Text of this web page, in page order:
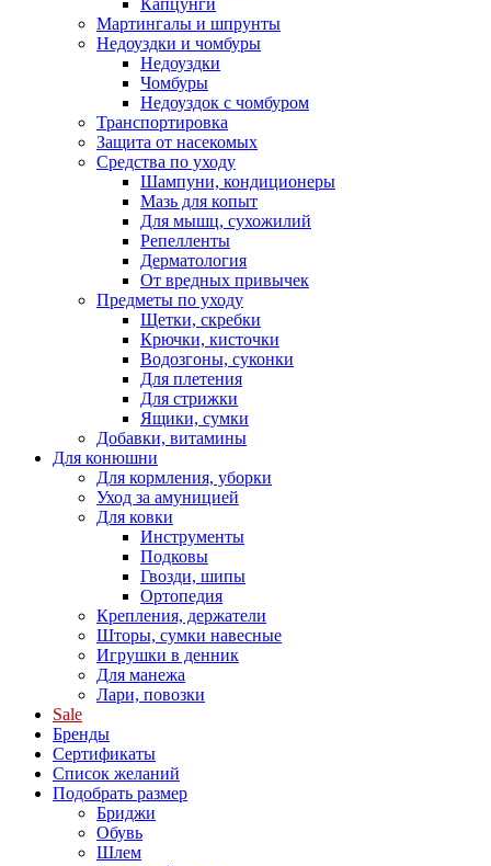
Капцунги
Мартингалы и шпрунты
Недоуздки и чомбуры
Недоуздки
Чомбуры
Недоуздок с чомбуром
Транспортировка
Защита от насекомых
Средства по уходу
Шампуни, кондиционеры
Мазь для копыт
Для мышц, сухожилий
Репелленты
Дерматология
От вредных привычек
Предметы по уходу
Щетки, скребки
Крючки, кисточки
Водозгоны, суконки
Для плетения
Для стрижки
Ящики, сумки
Добавки, витамины
Для конюшни
Для кормления, уборки
Уход за амуницией
Для ковки
Инструменты
Подковы
Гвозди, шипы
Ортопедия
Крепления, держатели
Шторы, сумки навесные
Игрушки в денник
Для манежа
Лари, повозки
Sale
Бренды
Сертификаты
Список желаний
Подобрать размер
Бриджи
Обувь
Шлем